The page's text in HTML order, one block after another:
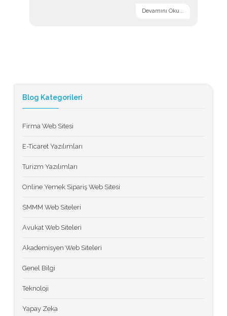
Devamını Oku...
Blog Kategorileri
Firma Web Sitesi
E-Ticaret Yazılımları
Turizm Yazılımları
Online Yemek Sipariş Web Sitesi
SMMM Web Siteleri
Avukat Web Siteleri
Akademisyen Web Siteleri
Genel Bilgi
Teknoloji
Yapay Zeka